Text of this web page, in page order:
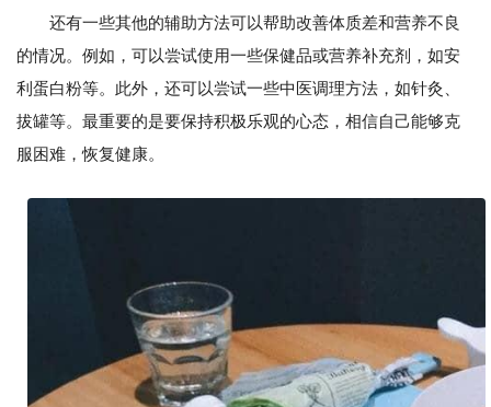
还有一些其他的辅助方法可以帮助改善体质差和营养不良
的情况。例如，可以尝试使用一些保健品或营养补充剂，如安
利蛋白粉等。此外，还可以尝试一些中医调理方法，如针灸、
拔罐等。最重要的是要保持积极乐观的心态，相信自己能够克
服困难，恢复健康。